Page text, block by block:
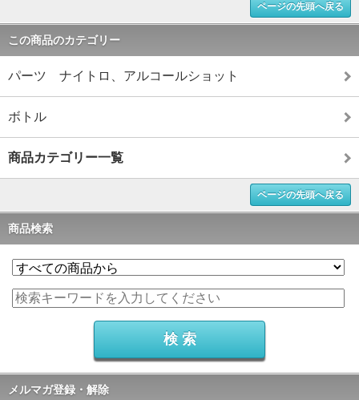
ページの先頭へ戻る
この商品のカテゴリー
パーツ ナイトロ、アルコールショット
ボトル
商品カテゴリー一覧
ページの先頭へ戻る
商品検索
メルマガ登録・解除